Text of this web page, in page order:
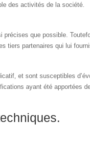
des activités de la société.
que possible.
tiers partenaires qui lui
et sont susceptibles
ayant été apportées